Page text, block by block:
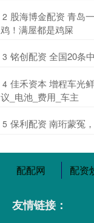
2 股海博金配资 青岛
鸡！满屋都是鸡屎
3 铭创配资 全国20条
4 佳禾资本 增程车光
议_电池_费用_车主
5 保利配资 南珩蒙冤
配配网 配资
友情链接：